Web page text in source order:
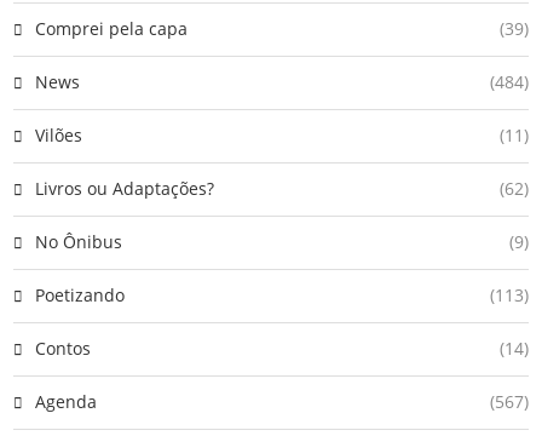
Comprei pela capa (39)
News (484)
Vilões (11)
Livros ou Adaptações? (62)
No Ônibus (9)
Poetizando (113)
Contos (14)
Agenda (567)